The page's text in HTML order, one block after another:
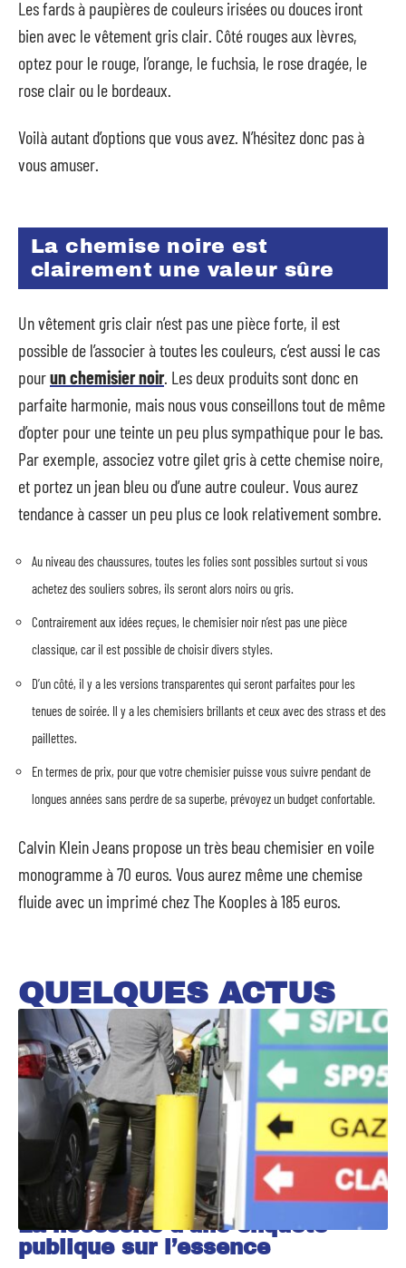
Les fards à paupières de couleurs irisées ou douces iront
bien avec le vêtement gris clair. Côté rouges aux lèvres,
optez pour le rouge, l’orange, le fuchsia, le rose dragée, le
rose clair ou le bordeaux.
Voilà autant d’options que vous avez. N’hésitez donc pas à
vous amuser.
La chemise noire est
clairement une valeur sûre
Un vêtement gris clair n’est pas une pièce forte, il est
possible de l’associer à toutes les couleurs, c’est aussi le cas
pourun chemisier noir. Les deux produits sont donc en
parfaite harmonie, mais nous vous conseillons tout de même
d’opter pour une teinte un peu plus sympathique pour le bas.
Par exemple, associez votre gilet gris à cette chemise noire,
et portez un jean bleu ou d’une autre couleur. Vous aurez
tendance à casser un peu plus ce look relativement sombre.
Au niveau des chaussures, toutes les folies sont possibles surtout si vous
achetez des souliers sobres, ils seront alors noirs ou gris.
Contrairement aux idées reçues, le chemisier noir n’est pas une pièce
classique, car il est possible de choisir divers styles.
D’un côté, il y a les versions transparentes qui seront parfaites pour les
tenues de soirée. Il y a les chemisiers brillants et ceux avec des strass et des
paillettes.
En termes de prix, pour que votre chemisier puisse vous suivre pendant de
longues années sans perdre de sa superbe, prévoyez un budget confortable.
Calvin Klein Jeans propose un très beau chemisier en voile
monogramme à 70 euros. Vous aurez même une chemise
fluide avec un imprimé chez The Kooples à 185 euros.
QUELQUES ACTUS
La nécessité d’une enquête
publique sur l’essence